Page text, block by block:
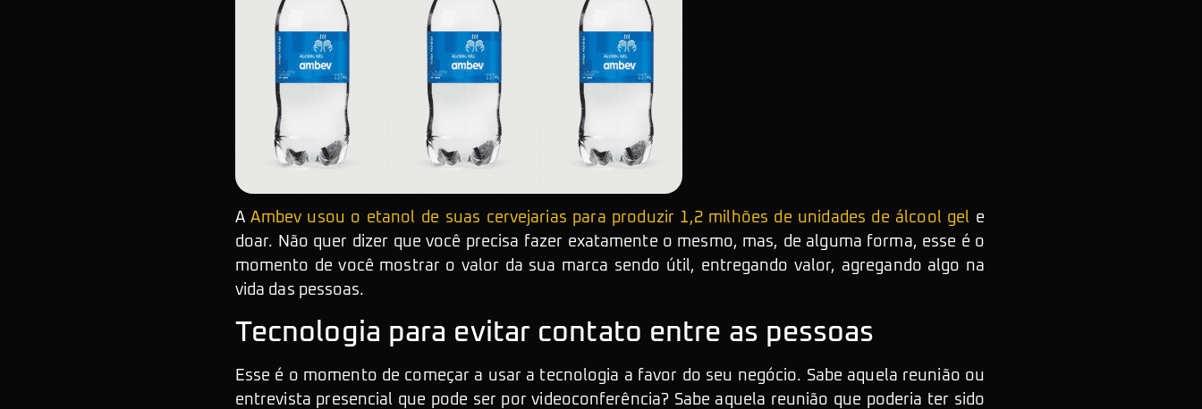
AAmbev usou o etanol de suas cervejarias para produzir 1,2 milhões de unidades de álcool gel e
doar. Não quer dizer que você precisa fazer exatamente o mesmo, mas, de alguma forma, esse é o
momento de você mostrar o valor da sua marca sendo útil, entregando valor, agregando algo na
vida das pessoas.
Tecnologia para evitar contato entre as pessoas
Esse é o momento de começar a usar a tecnologia a favor do seu negócio. Sabe aquela reunião ou
entrevista presencial que pode ser por videoconferência? Sabe aquela reunião que poderia ter sido